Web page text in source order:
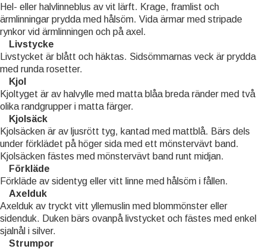
Hel- eller halvlinneblus av vit lärft. Krage, framlist och
ärmlinningar prydda med hålsöm. Vida ärmar med stripade
rynkor vid ärmlinningen och på axel.
Livstycke
Livstycket är blått och häktas. Sidsömmarnas veck är prydda
med runda rosetter.
Kjol
Kjoltyget är av halvylle med matta blåa breda ränder med två
olika randgrupper i matta färger.
Kjolsäck
Kjolsäcken är av ljusrött tyg, kantad med mattblå. Bärs dels
under förklädet på höger sida med ett mönstervävt band.
Kjolsäcken fästes med mönstervävt band runt midjan.
Förkläde
Förkläde av sidentyg eller vitt linne med hålsöm i fållen.
Axelduk
Axelduk av tryckt vitt yllemuslin med blommönster eller
sidenduk. Duken bärs ovanpå livstycket och fästes med enkel
sjalnål i silver.
Strumpor